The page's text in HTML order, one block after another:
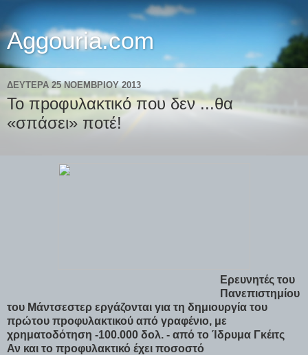
Aggouria.com
ΔΕΥΤΈΡΑ 25 ΝΟΕΜΒΡΊΟΥ 2013
Το πpοφυλακτικό που δεν ...θα
«σπάσει» ποτέ!
Ερευνητές του
Πανεπιστημίου
του Μάντσεστερ εργάζονται για τη δημιουργία του
πρώτου πpοφυλακτικού από γραφένιο, με
χρηματοδότηση -100.000 δολ. - από το Ίδρυμα Γκέιτς
Αν και το πpοφυλακτικό έχει ποσοστό